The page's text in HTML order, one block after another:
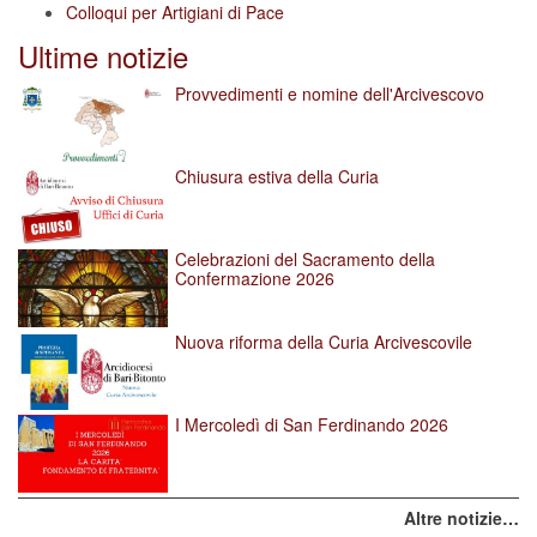
Colloqui per Artigiani di Pace
Ultime notizie
Provvedimenti e nomine dell'Arcivescovo
Chiusura estiva della Curia
Celebrazioni del Sacramento della
Confermazione 2026
Nuova riforma della Curia Arcivescovile
I Mercoledì di San Ferdinando 2026
Altre notizie…